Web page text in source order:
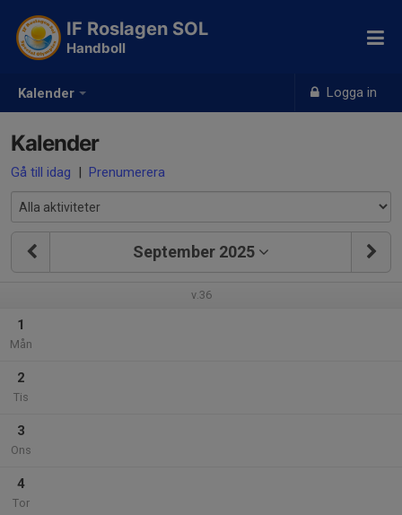
Kalender Logga in
IF Roslagen SOL
Handboll
Kalender
Gå till idag | Prenumerera
September 2025
v.36
1
Mån
2
Tis
3
Ons
4
Tor